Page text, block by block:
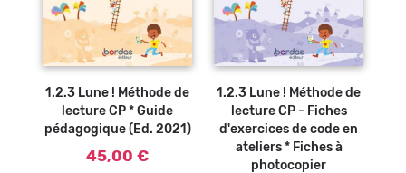
Ajouter au
1.2.3 Lune ! Méthode de
lecture CP * Guide
pédagogique (Ed. 2021)
45,00 €
1.2.3 Lune ! Méthode de
lecture CP - Fiches
d'exercices de code en
ateliers * Fiches à
photocopier